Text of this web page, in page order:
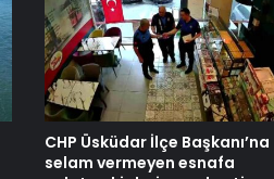
CHP Üsküdar İlçe Başkanı’na
selam vermeyen esnafa